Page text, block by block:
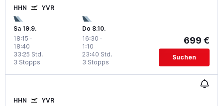
HHN YVR
Sa 19.9.
18:15 -
18:40
3 Stopps
33:25 Std.
Do 8.10.
16:30 -
1:10
3 Stopps
23:40 Std.
699 €
Suchen
HHN YVR